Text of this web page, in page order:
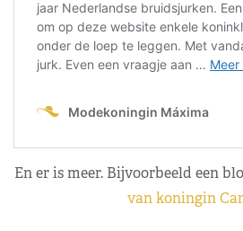
En er is meer. Bijvoorbeeld een
van koningin